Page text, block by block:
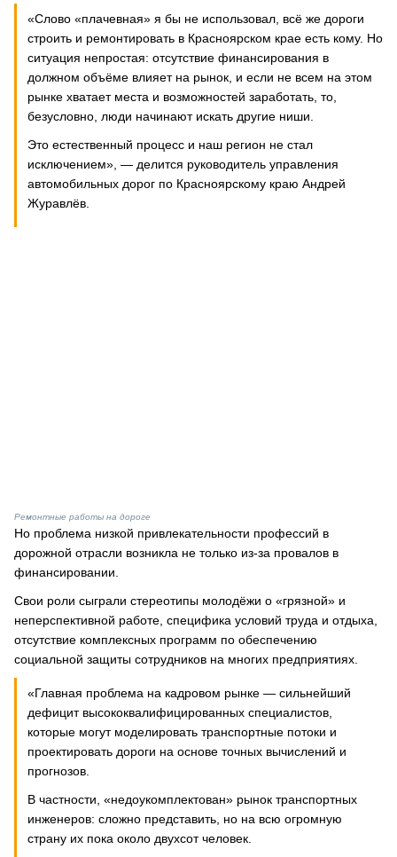
«Слово «плачевная» я бы не использовал, всё же дороги
строить и ремонтировать в Красноярском крае есть кому. Но
ситуация непростая: отсутствие финансирования в
должном объёме влияет на рынок, и если не всем на этом
рынке хватает места и возможностей заработать, то,
безусловно, люди начинают искать другие ниши.
Это естественный процесс и наш регион не стал
исключением», — делится руководитель управления
автомобильных дорог по Красноярскому краю Андрей
Журавлёв.
Ремонтные работы на дороге
Но проблема низкой привлекательности профессий в
дорожной отрасли возникла не только из-за провалов в
финансировании.
Свои роли сыграли стереотипы молодёжи о «грязной» и
неперспективной работе, специфика условий труда и отдыха,
отсутствие комплексных программ по обеспечению
социальной защиты сотрудников на многих предприятиях.
«Главная проблема на кадровом рынке — сильнейший
дефицит высококвалифицированных специалистов,
которые могут моделировать транспортные потоки и
проектировать дороги на основе точных вычислений и
прогнозов.
В частности, «недоукомплектован» рынок транспортных
инженеров: сложно представить, но на всю огромную
страну их пока около двухсот человек.